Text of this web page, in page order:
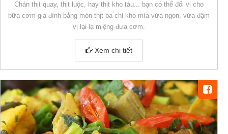
Chán thịt quay, thịt luộc, hay thịt kho tàu... bạn có thể đổi vị cho
bữa cơm gia đình bằng món thịt ba chỉ kho mía vừa ngon, vừa đậm
vị lại lạ miệng đưa cơm.
Xem chi tiết